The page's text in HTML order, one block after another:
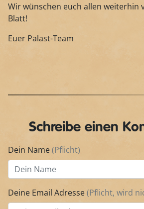
Wir wünschen euch allen weiterhin
Blatt!
Euer Palast-Team
Schreibe einen
Dein Name(Pflicht)
Deine Email Adresse(Pflicht, wird